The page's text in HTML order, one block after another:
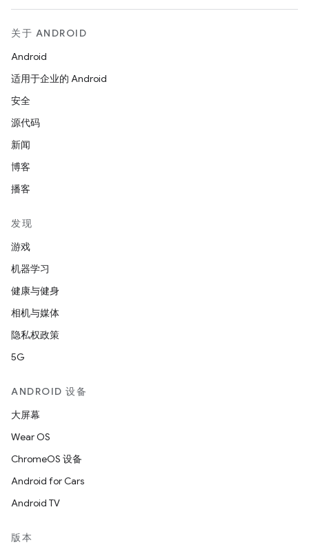
关于 ANDROID
Android
适用于企业的 Android
安全
源代码
新闻
博客
播客
发现
游戏
机器学习
健康与健身
相机与媒体
隐私权政策
5G
ANDROID 设备
大屏幕
Wear OS
ChromeOS 设备
Android for Cars
Android TV
版本